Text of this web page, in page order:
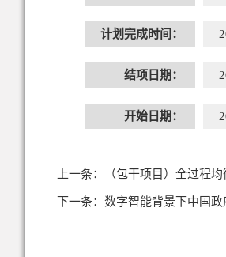
计划完成时间：
结项日期：
开始日期：
上一条： （包干项目）全过程
下一条： 数字智能背景下中国